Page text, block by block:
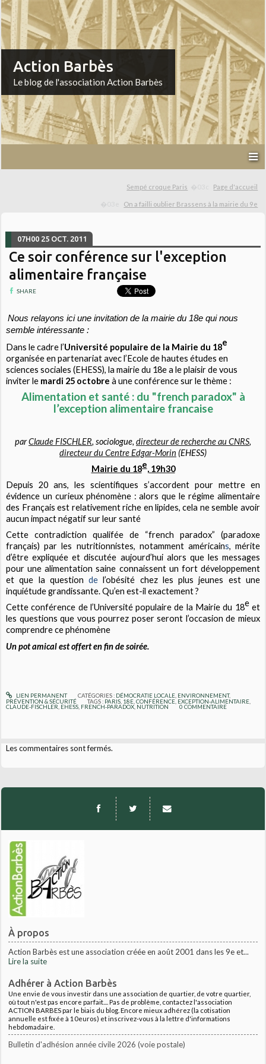
À propos
Action Barbès est une association créée en août 2001 dans les 9e et...
Lire la suite
Adhérer à Action Barbès
Une envie de vous investir dans une association de quartier, de votre quartier,
où tout n'est pas encore parfait.... Pas de problème, contactez l'association
ACTION BARBES par le biais du blog. Encore mieux adhérez (la cotisation
annuelle est fixée à 10euros) et inscrivez-vous à la lettre d'informations
hebdomadaire.
Bulletin d'adhésion année civile 2026 (voie postale)
Action Barbès
Le blog de l'association Action Barbès
Sempé croque Paris Page d'accueil
On a failli oublier Brassens à la mairie du 9e
07H00 25 OCT. 2011
Ce soir conférence sur l'exception
alimentaire française
SHARE
Nous relayons ici une invitation de la mairie du 18e qui nous
semble intéressante :
Dans le cadre l’Université populaire de la Mairie du 18e
organisée en partenariat avec l’Ecole de hautes études en
sciences sociales (EHESS), la mairie du 18e a le plaisir de vous
inviter le mardi 25 octobre à une conférence sur le thème :
Alimentation et santé : du "french paradox" à
l’exception alimentaire francaise
parClaude FISCHLER, sociologue, directeur de recherche au CNRS,
directeur du Centre Edgar-Morin (EHESS)
Mairie du 18e, 19h30
Depuis 20 ans, les scientifiques s’accordent pour mettre en
évidence un curieux phénomène : alors que le régime alimentaire
des Français est relativement riche en lipides, cela ne semble avoir
aucun impact négatif sur leur santé
Cette contradiction qualifée de “french paradox” (paradoxe
français) par les nutritionnistes, notamment américains, mérite
d’être expliquée et discutée aujourd’hui alors que les messages
pour une alimentation saine connaissent un fort développement
et que la question de l’obésité chez les plus jeunes est une
inquiétude grandissante. Qu’en est-il exactement ?
Cette conférence de l’Université populaire de la Mairie du 18eet
les questions que vous pourrez poser seront l’occasion de mieux
comprendre ce phénomène
Un pot amical est offert en fin de soirée.
LIEN PERMANENT CATÉGORIES : DÉMOCRATIE LOCALE, ENVIRONNEMENT,
PRÉVENTION & SÉCURITÉ
TAGS : PARIS 18E ,CONFÉRENCE EXCEPTION-ALIMENTAIRE
CLAUDE-FISCHLER EHESS FRENCH-PARADOX NUTRITION 0 COMMENTAIRE
Les commentaires sont fermés.